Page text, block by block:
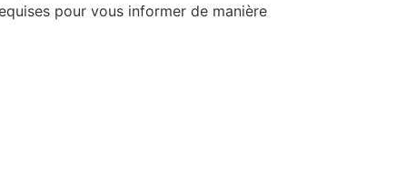
pour vous informer de manière